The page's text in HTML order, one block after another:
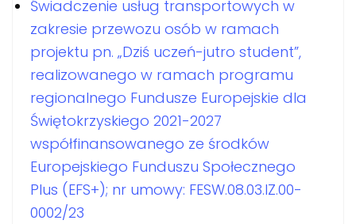
Świadczenie usług transportowych w
zakresie przewozu osób w ramach
projektu pn. „Dziś uczeń-jutro student”,
realizowanego w ramach programu
regionalnego Fundusze Europejskie dla
Świętokrzyskiego 2021-2027
współfinansowanego ze środków
Europejskiego Funduszu Społecznego
Plus (EFS+); nr umowy: FESW.08.03.IZ.00-
0002/23